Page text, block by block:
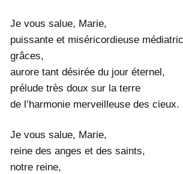
Je vous salue, Marie,
puissante et miséricordieuse
grâces,
aurore tant désirée du jour éternel,
prélude très doux sur la terre
de l’harmonie merveilleuse des cieux.
Je vous salue, Marie,
reine des anges et des saints,
notre reine,